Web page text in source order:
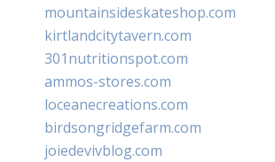
mountainsideskateshop.com
kirtlandcitytavern.com
301nutritionspot.com
ammos-stores.com
loceanecreations.com
birdsongridgefarm.com
joiedevivblog.com